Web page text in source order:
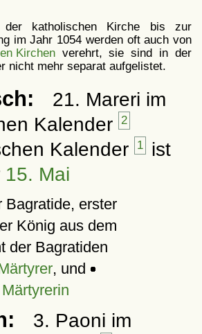
der katholischen Kirche bis zur
im Jahr 1054 werden oft auch von
Kirchenverehrt, sie sind in der
nicht mehr separat aufgelistet.
21. Mareri im
Kalender
2
Kalender 1 ist
15. Mai
Bagratide, erster
König aus dem
der Bagratiden
, und
3. Paoni im